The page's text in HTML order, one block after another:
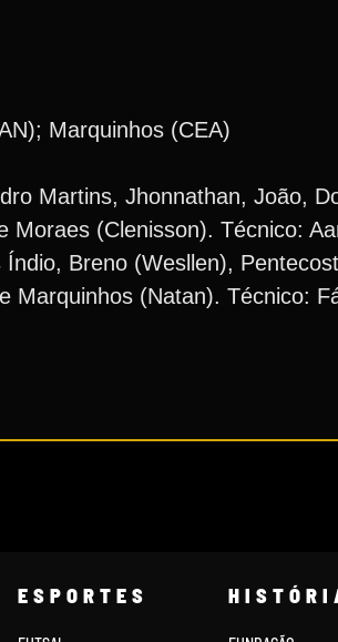
Marquinhos (CEA)
Martins, Jhonnathan, João,
(Clenisson). Técnico:
Breno (Wesllen),
Marquinhos (Natan). Técnico:
ESPORTES